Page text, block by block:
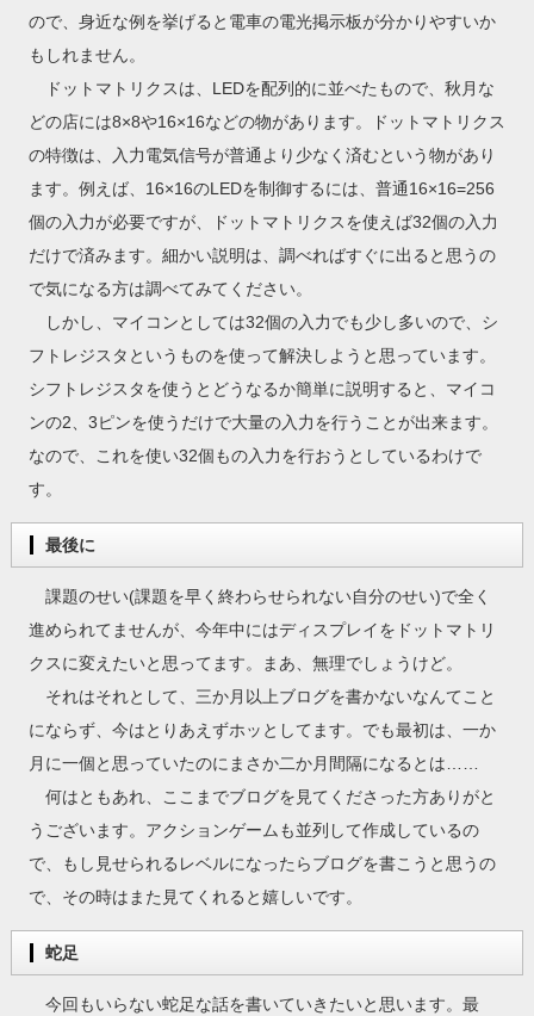
ので、身近な例を挙げると電車の電光掲示板が分かりやすいか
もしれません。
ドットマトリクスは、LEDを配列的に並べたもので、秋月な
どの店には8×8や16×16などの物があります。ドットマトリクス
の特徴は、入力電気信号が普通より少なく済むという物があり
ます。例えば、16×16のLEDを制御するには、普通16×16=256
個の入力が必要ですが、ドットマトリクスを使えば32個の入力
だけで済みます。細かい説明は、調べればすぐに出ると思うの
で気になる方は調べてみてください。
しかし、マイコンとしては32個の入力でも少し多いので、シ
フトレジスタというものを使って解決しようと思っています。
シフトレジスタを使うとどうなるか簡単に説明すると、マイコ
ンの2、3ピンを使うだけで大量の入力を行うことが出来ます。
なので、これを使い32個もの入力を行おうとしているわけで
す。
最後に
課題のせい(課題を早く終わらせられない自分のせい)で全く
進められてませんが、今年中にはディスプレイをドットマトリ
クスに変えたいと思ってます。まあ、無理でしょうけど。
それはそれとして、三か月以上ブログを書かないなんてこと
にならず、今はとりあえずホッとしてます。でも最初は、一か
月に一個と思っていたのにまさか二か月間隔になるとは……
何はともあれ、ここまでブログを見てくださった方ありがと
うございます。アクションゲームも並列して作成しているの
で、もし見せられるレベルになったらブログを書こうと思うの
で、その時はまた見てくれると嬉しいです。
蛇足
今回もいらない蛇足な話を書いていきたいと思います。最